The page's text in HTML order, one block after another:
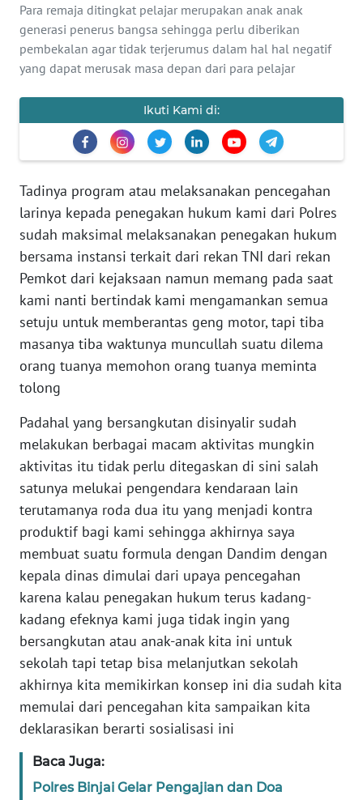
Para remaja ditingkat pelajar merupakan anak anak
generasi penerus bangsa sehingga perlu diberikan
pembekalan agar tidak terjerumus dalam hal hal negatif
yang dapat merusak masa depan dari para pelajar
Ikuti Kami di:
Tadinya program atau melaksanakan pencegahan
larinya kepada penegakan hukum kami dari Polres
sudah maksimal melaksanakan penegakan hukum
bersama instansi terkait dari rekan TNI dari rekan
Pemkot dari kejaksaan namun memang pada saat
kami nanti bertindak kami mengamankan semua
setuju untuk memberantas geng motor, tapi tiba
masanya tiba waktunya muncullah suatu dilema
orang tuanya memohon orang tuanya meminta
tolong
Padahal yang bersangkutan disinyalir sudah
melakukan berbagai macam aktivitas mungkin
aktivitas itu tidak perlu ditegaskan di sini salah
satunya melukai pengendara kendaraan lain
terutamanya roda dua itu yang menjadi kontra
produktif bagi kami sehingga akhirnya saya
membuat suatu formula dengan Dandim dengan
kepala dinas dimulai dari upaya pencegahan
karena kalau penegakan hukum terus kadang-
kadang efeknya kami juga tidak ingin yang
bersangkutan atau anak-anak kita ini untuk
sekolah tapi tetap bisa melanjutkan sekolah
akhirnya kita memikirkan konsep ini dia sudah kita
memulai dari pencegahan kita sampaikan kita
deklarasikan berarti sosialisasi ini
Baca Juga:
Polres Binjai Gelar Pengajian dan Doa
IKLAN
TENTANG
KAMI
REDAKSI
KARIR
DISCLAIMER
Wahana
Regional
WN
WN
JAKARTA
WN
JABAR
WN
BANTEN
NTT
WN
KEPRI
WN
PAPUA